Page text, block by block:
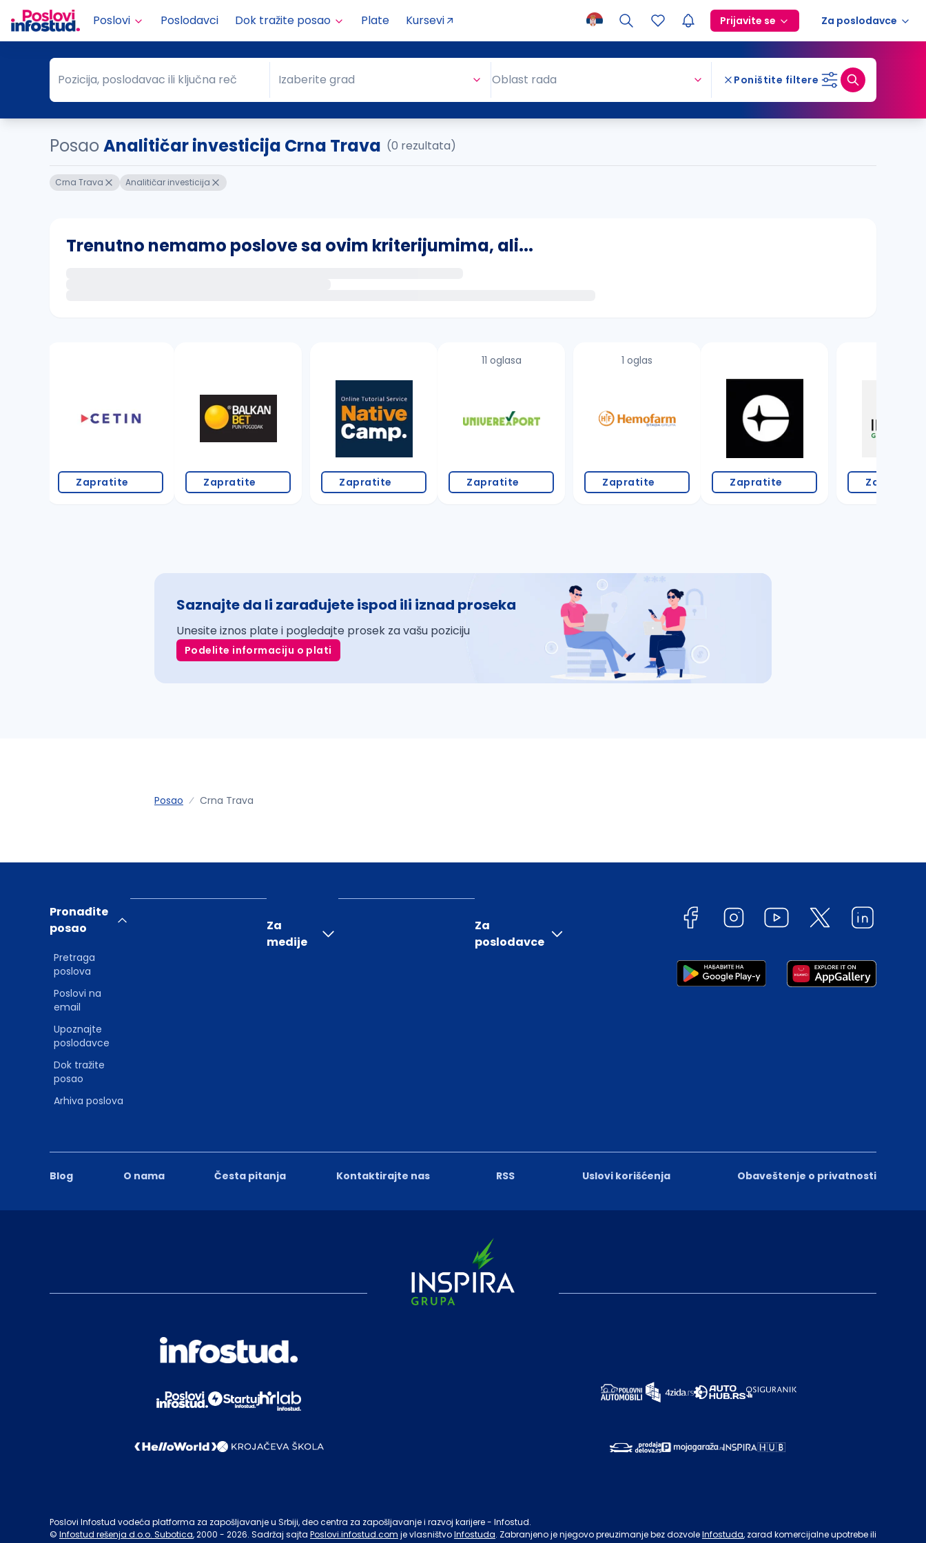
Poslovi Poslodavci Dok tražite posao Plate Kursevi Prijavite se Za poslodavce
Pozicija, poslodavac ili ključna reč
Pozicija, poslodavac ili ključna reč Grad
Izaberite grad Oblast rada Poništite filtere
PosaoAnalitičar investicija Crna Trava (0 rezultata)
Crna Trava Analitičar investicija
Trenutno nemamo poslove sa ovim kriterijumima, ali...
proverite pravopisne greške (koristite č, ć, š, đ, ž, dž)
povećajte radijus za odabrani grad
Zapratite Zapratite Zapratite
11 oglasa
Zapratite
1 oglas
Zapratite Zapratite Zapratite
Saznajte da li zarađujete ispod ili iznad proseka
Unesite iznos plate i pogledajte prosek za vašu poziciju
Podelite informaciju o plati
Posao Crna Trava
Blog O nama Česta pitanja Kontaktirajte nas RSS Uslovi korišćenja Obaveštenje o privatnosti
Pronađite
posao
Pretraga
poslova
Poslovi na
email
Upoznajte
poslodavce
Dok tražite
posao
Arhiva poslova
Za
medije
Za
poslodavce
Poslovi Infostud vodeća platforma za zapošljavanje u Srbiji, deo centra za zapošljavanje i razvoj karijere - Infostud.
© Infostud rešenja d.o.o. Subotica, 2000 - 2026. Sadržaj sajta Poslovi.infostud.com je vlasništvoInfostuda. Zabranjeno je njegovo preuzimanje bez dozvoleInfostuda, zarad komercijalne upotrebe ili